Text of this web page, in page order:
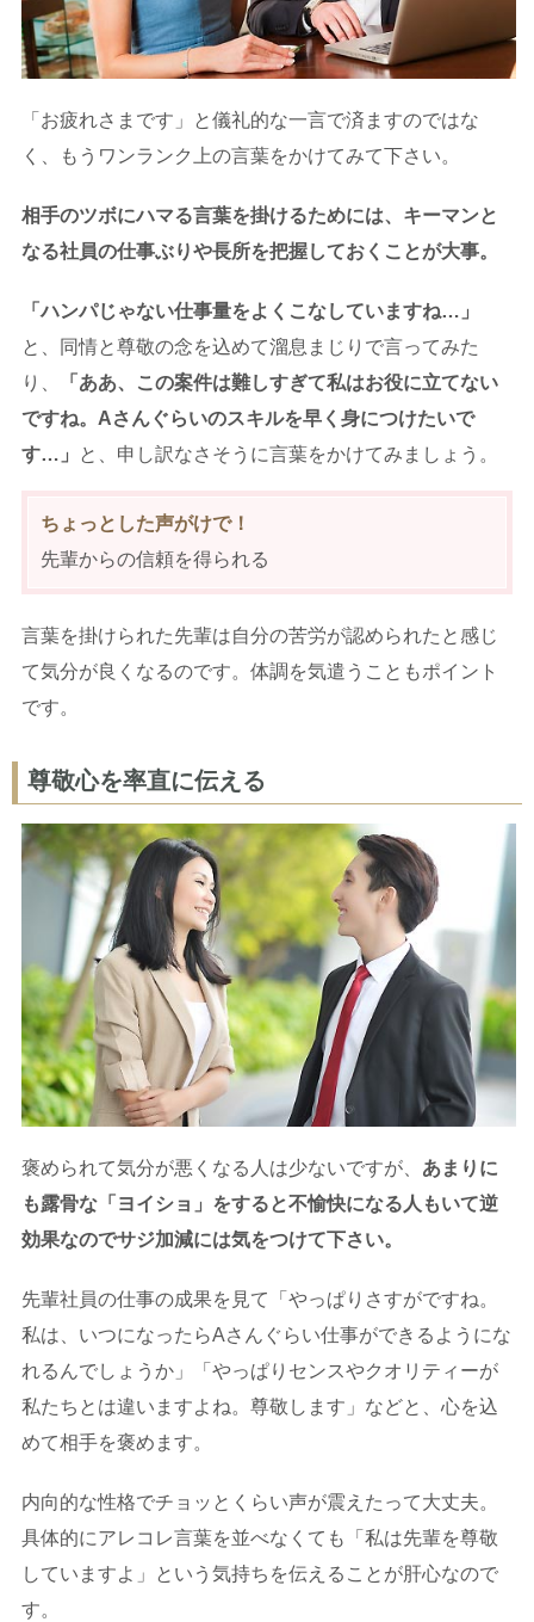
「お疲れさまです」と儀礼的な一言で済ますのではな
く、もうワンランク上の言葉をかけてみて下さい。
相手のツボにハマる言葉を掛けるためには、キーマンと
なる社員の仕事ぶりや長所を把握しておくことが大事。
「ハンパじゃない仕事量をよくこなしていますね…」
と、同情と尊敬の念を込めて溜息まじりで言ってみた
り、
「ああ、この案件は難しすぎて私はお役に立てない
ですね。Aさんぐらいのスキルを早く身につけたいで
す…」
と、申し訳なさそうに言葉をかけてみましょう。
ちょっとした声がけで！
先輩からの信頼を得られる
言葉を掛けられた先輩は自分の苦労が認められたと感じ
て気分が良くなるのです。体調を気遣うこともポイント
です。
尊敬心を率直に伝える
褒められて気分が悪くなる人は少ないですが、 あまりに
も露骨な「ヨイショ」をすると不愉快になる人もいて逆
効果なのでサジ加減には気をつけて下さい。
先輩社員の仕事の成果を見て「やっぱりさすがですね。
私は、いつになったらAさんぐらい仕事ができるようにな
れるんでしょうか」「やっぱりセンスやクオリティーが
私たちとは違いますよね。尊敬します」などと、心を込
めて相手を褒めます。
内向的な性格でチョッとくらい声が震えたって大丈夫。
具体的にアレコレ言葉を並べなくても「私は先輩を尊敬
していますよ」という気持ちを伝えることが肝心なので
す。